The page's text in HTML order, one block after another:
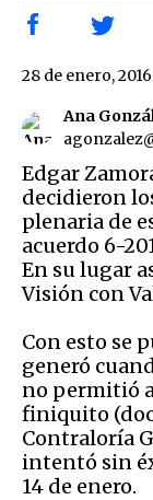
Ana
28 de enero, 2016
Edgar
decidieron
plenaria de
acuerdo 6-
En su lugar
Visión con
Con esto se
generó
no permitió
finiquito
Contraloría
intentó sin
14 de enero.